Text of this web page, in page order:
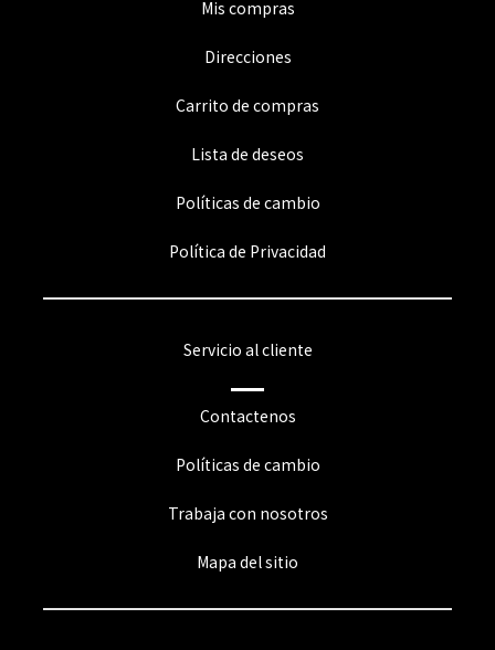
Mis compras
Direcciones
Carrito de compras
Lista de deseos
Políticas de cambio
Política de Privacidad
Servicio al cliente
Contactenos
Políticas de cambio
Trabaja con nosotros
Mapa del sitio